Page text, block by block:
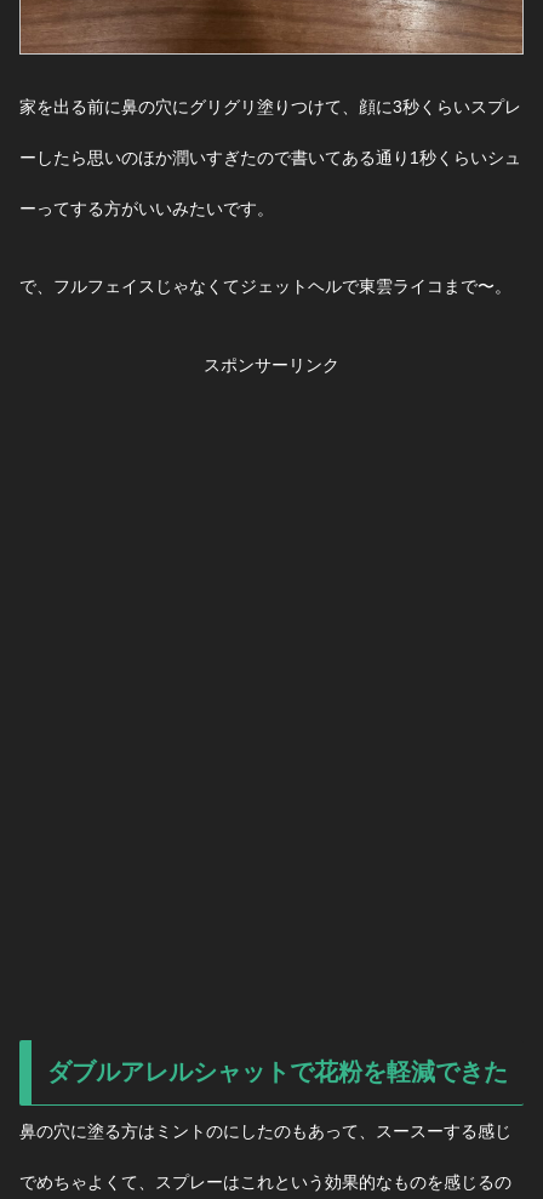
家を出る前に鼻の穴にグリグリ塗りつけて、 顔に3秒くらいスプレ
ーしたら思いのほか潤いすぎたので書いてある通り1秒くらいシュ
ーってする方がいいみたいです。
で、フルフェイスじゃなくてジェットヘルで東雲ライコまで〜。
スポンサーリンク
ダブルアレルシャットで花粉を軽減できた
鼻の穴に塗る方はミントのにしたのもあって、スースーする感じ
でめちゃよくて、スプレーはこれという効果的なものを感じるの